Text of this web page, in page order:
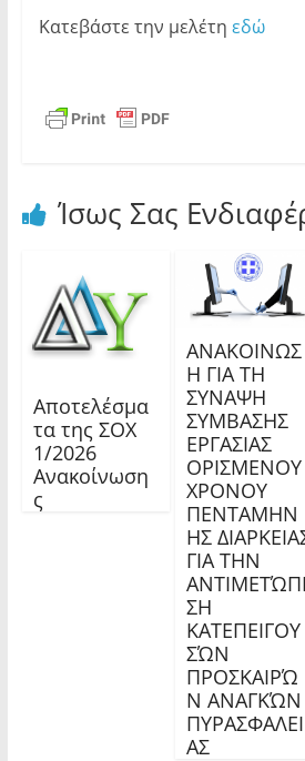
Κατεβάστε την μελέτη εδώ
Ίσως Σας
Αποτελέσμα
τα της ΣΟΧ
1/2026
Ανακοίνωση
ς
ΑΝΑΚΟΙΝΩΣ
Η ΓΙΑ ΤΗ
ΣΥΝΑΨΗ
ΣΥΜΒΑΣΗΣ
ΕΡΓΑΣΙΑΣ
ΟΡΙΣΜΕΝΟΥ
ΧΡΟΝΟΥ
ΠΕΝΤΑΜΗΝ
ΗΣ
ΓΙΑ ΤΗΝ
ΑΝΤΙΜΕΤΏΠΙ
ΣΗ
ΚΑΤΕΠΕΙΓΟΥ
ΣΏΝ
ΠΡΟΣΚΑΙΡΏ
Ν ΑΝΑΓΚΏΝ
ΠΥΡΑΣΦΑΛΕΙ
ΑΣ